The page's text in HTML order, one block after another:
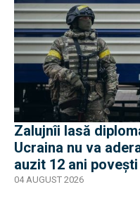
Zalujnîi lasă
Ucraina nu va
auzit 12 ani
04 AUGUST 2026